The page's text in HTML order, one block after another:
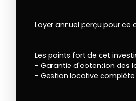
Loyer annuel perçu pour ce
Les points fort de cet
- Garantie d'obtention des
- Gestion locative complète